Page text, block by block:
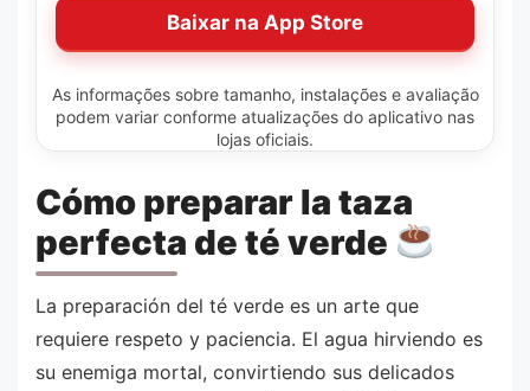
Baixar na App Store
As informações sobre tamanho, instalações e avaliação
podem variar conforme atualizações do aplicativo nas
lojas oficiais.
Cómo preparar la taza
perfecta de té verde
La preparación del té verde es un arte que
requiere respeto y paciencia. El agua hirviendo es
su enemiga mortal, convirtiendo sus delicados